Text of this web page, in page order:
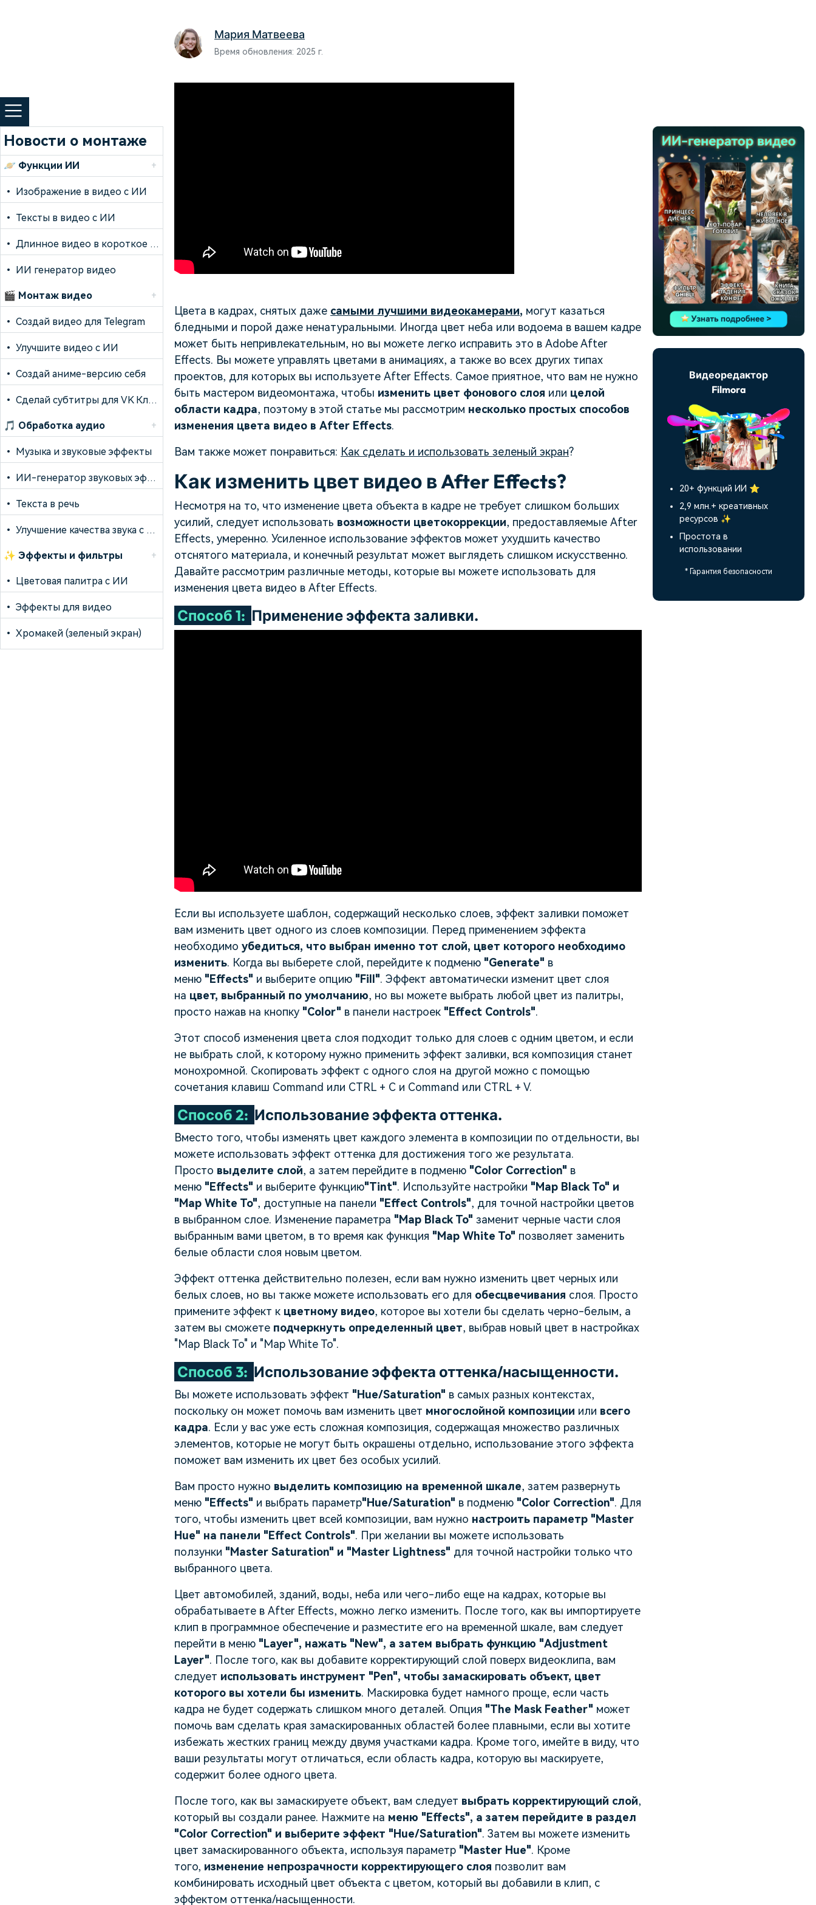
Новости о монтаже
🪐 Функции ИИ +
• Изображение в видео с ИИ
• Тексты в видео с ИИ
• Длинное видео в короткое с ИИ
• ИИ генератор видео
🎬 Монтаж видео +
• Создай видео для Telegram
• Улучшите видео с ИИ
• Создай аниме-версию себя
• Сделай субтитры для VK Клипов
🎵 Обработка аудио +
• Музыка и звуковые эффекты
• ИИ-генератор звуковых эффектов
• Текста в речь
• Улучшение качества звука с ИИ
✨ Эффекты и фильтры +
• Цветовая палитра с ИИ
• Эффекты для видео
• Хромакей (зеленый экран)
Мария Матвеева
Время обновления: 2025 г.
Цвета в кадрах, снятых даже самыми лучшими видеокамерами, могут казаться
бледными и порой даже ненатуральными. Иногда цвет неба или водоема в вашем кадре
может быть непривлекательным, но вы можете легко исправить это в Adobe After
Effects. Вы можете управлять цветами в анимациях, а также во всех других типах
проектов, для которых вы используете After Effects. Самое приятное, что вам не нужно
быть мастером видеомонтажа, чтобы изменить цвет фонового слоя или целой
области кадра, поэтому в этой статье мы рассмотрим несколько простых способов
изменения цвета видео в After Effects.
Вам также может понравиться: Как сделать и использовать зеленый экран?
Как изменить цвет видео в After Effects?
Несмотря на то, что изменение цвета объекта в кадре не требует слишком больших
усилий, следует использовать возможности цветокоррекции, предоставляемые After
Effects, умеренно. Усиленное использование эффектов может ухудшить качество
отснятого материала, и конечный результат может выглядеть слишком искусственно.
Давайте рассмотрим различные методы, которые вы можете использовать для
изменения цвета видео в After Effects.
Способ 1: Применение эффекта заливки.
Если вы используете шаблон, содержащий несколько слоев, эффект заливки поможет
вам изменить цвет одного из слоев композиции. Перед применением эффекта
необходимо убедиться, что выбран именно тот слой, цвет которого необходимо
изменить. Когда вы выберете слой, перейдите к подменю "Generate" в
меню "Effects" и выберите опцию "Fill". Эффект автоматически изменит цвет слоя
на цвет, выбранный по умолчанию, но вы можете выбрать любой цвет из палитры,
просто нажав на кнопку "Color" в панели настроек "Effect Controls".
Этот способ изменения цвета слоя подходит только для слоев с одним цветом, и если
не выбрать слой, к которому нужно применить эффект заливки, вся композиция станет
монохромной. Скопировать эффект с одного слоя на другой можно с помощью
сочетания клавиш Command или CTRL + C и Command или CTRL + V.
Способ 2: Использование эффекта оттенка.
Вместо того, чтобы изменять цвет каждого элемента в композиции по отдельности, вы
можете использовать эффект оттенка для достижения того же результата.
Просто выделите слой, а затем перейдите в подменю "Color Correction" в
меню "Effects" и выберите функцию"Tint". Используйте настройки "Map Black To" и
"Map White To", доступные на панели "Effect Controls", для точной настройки цветов
в выбранном слое. Изменение параметра "Map Black To" заменит черные части слоя
выбранным вами цветом, в то время как функция "Map White To" позволяет заменить
белые области слоя новым цветом.
Эффект оттенка действительно полезен, если вам нужно изменить цвет черных или
белых слоев, но вы также можете использовать его для обесцвечивания слоя. Просто
примените эффект к цветному видео, которое вы хотели бы сделать черно-белым, а
затем вы сможете подчеркнуть определенный цвет, выбрав новый цвет в настройках
"Map Black To" и "Map White To".
Способ 3: Использование эффекта оттенка/насыщенности.
Вы можете использовать эффект "Hue/Saturation" в самых разных контекстах,
поскольку он может помочь вам изменить цвет многослойной композиции или всего
кадра. Если у вас уже есть сложная композиция, содержащая множество различных
элементов, которые не могут быть окрашены отдельно, использование этого эффекта
поможет вам изменить их цвет без особых усилий.
Вам просто нужно выделить композицию на временной шкале, затем развернуть
меню "Effects" и выбрать параметр"Hue/Saturation" в подменю "Color Correction". Для
того, чтобы изменить цвет всей композиции, вам нужно настроить параметр "Master
Hue" на панели "Effect Controls". При желании вы можете использовать
ползунки "Master Saturation" и "Master Lightness" для точной настройки только что
выбранного цвета.
Цвет автомобилей, зданий, воды, неба или чего-либо еще на кадрах, которые вы
обрабатываете в After Effects, можно легко изменить. После того, как вы импортируете
клип в программное обеспечение и разместите его на временной шкале, вам следует
перейти в меню "Layer", нажать "New", а затем выбрать функцию "Adjustment
Layer". После того, как вы добавите корректирующий слой поверх видеоклипа, вам
следует использовать инструмент "Pen", чтобы замаскировать объект, цвет
которого вы хотели бы изменить. Маскировка будет намного проще, если часть
кадра не будет содержать слишком много деталей. Опция "The Mask Feather" может
помочь вам сделать края замаскированных областей более плавными, если вы хотите
избежать жестких границ между двумя участками кадра. Кроме того, имейте в виду, что
ваши результаты могут отличаться, если область кадра, которую вы маскируете,
содержит более одного цвета.
После того, как вы замаскируете объект, вам следует выбрать корректирующий слой,
который вы создали ранее. Нажмите на меню "Effects", а затем перейдите в раздел
"Color Correction" и выберите эффект "Hue/Saturation". Затем вы можете изменить
цвет замаскированного объекта, используя параметр "Master Hue". Кроме
того, изменение непрозрачности корректирующего слоя позволит вам
комбинировать исходный цвет объекта с цветом, который вы добавили в клип, с
эффектом оттенка/насыщенности.
Видеоредактор
Filmora
20+ функций ИИ ⭐
2,9 млн.+ креативных
ресурсов ✨
Простота в
использовании
* Гарантия безопасности